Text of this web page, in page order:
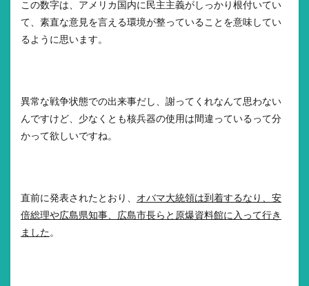
この数字は、アメリカ国内に民主主義がしっかり根付いてい
て、素直な意見を言える環境が整っていることを意味してい
るように思います。
異常な戦争状態での出来事だし、謝ってくれなんて思わない
んですけど、少なくとも核兵器の使用は間違っているって分
かって欲しいですね。
直前に発表されたとおり、 オバマ大統領は到着するなり、安
倍総理や広島県知事、広島市長らと原爆資料館に入って行き
ました。